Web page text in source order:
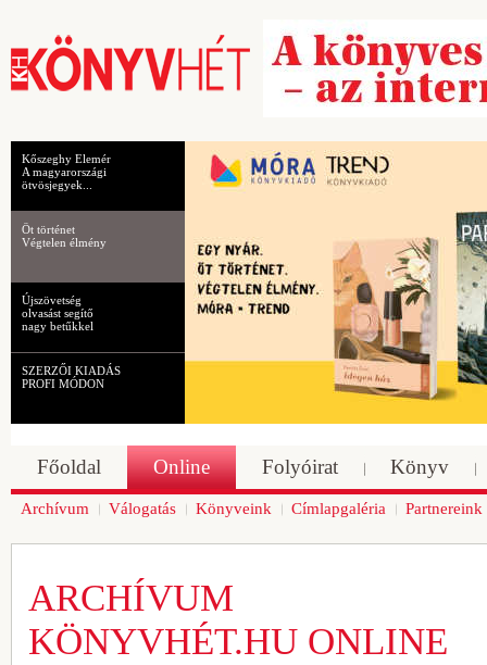
Kőszeghy Elemér
A magyarországi
ötvösjegyek...
Öt történet
Végtelen élmény
Újszövetség
olvasást segítő
nagy betűkkel
SZERZŐI KIADÁS
PROFI MÓDON
Főoldal Online Folyóirat Könyv
Archívum Válogatás Könyveink Címlapgaléria Partnereink
ARCHÍVUM
KÖNYVHÉT.HU ONLINE